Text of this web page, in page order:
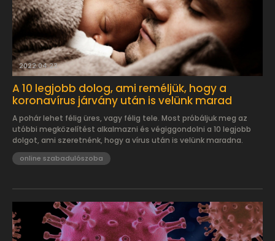
2022.04.23.
A 10 legjobb dolog, ami reméljük, hogy a
koronavírus járvány után is velünk marad
A pohár lehet félig üres, vagy félig tele. Most próbáljuk meg az
utóbbi megközelítést alkalmazni és végiggondolni a 10 legjobb
dolgot, ami szeretnénk, hogy a vírus után is velünk maradna.
online szabadulószoba